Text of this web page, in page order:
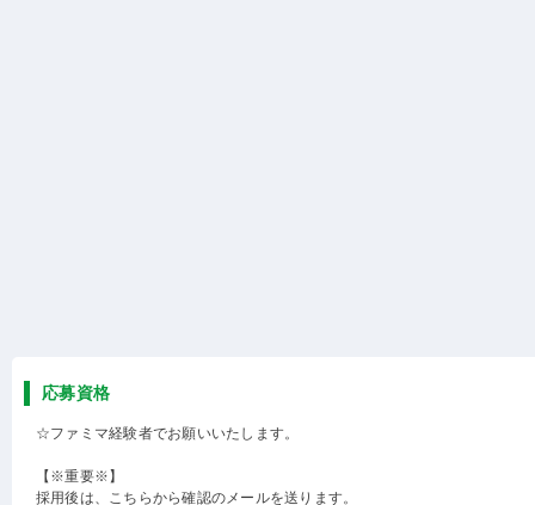
応募資格
☆ファミマ経験者でお願いいたします。
【※重要※】
採用後は、こちらから確認のメールを送ります。